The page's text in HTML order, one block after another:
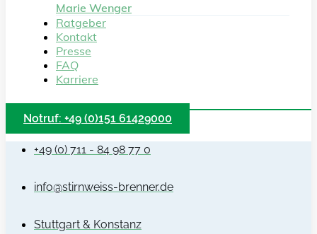
Marie Wenger
Ratgeber
Kontakt
Presse
FAQ
Karriere
Notruf: +49 (0)151 61429000
+49 (0) 711 - 84 98 77 0
info@stirnweiss-brenner.de
Stuttgart & Konstanz